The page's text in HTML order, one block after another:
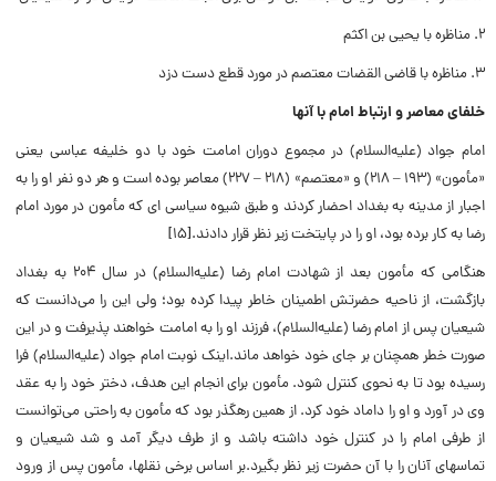
۲. مناظره با یحیی بن اکثم
۳. مناظره با قاضی القضات معتصم در مورد قطع دست دزد
خلفای معاصر و ارتباط امام با آنها
امام جواد (علیه‌‌السلام) در مجموع دوران امامت خود با دو خلیفه عباسى یعنى
«مأمون» (۱۹۳ – ۲۱۸) و «معتصم» (۲۱۸ – ۲۲۷) معاصر بوده است و هر دو نفر او را به
اجبار از مدینه به بغداد احضار کردند و طبق شیوه سیاسى اى که مأمون در مورد امام
رضا به کار برده بود، او را در پایتخت زیر نظر قرار دادند.[۱۵]
هنگامى که مأمون بعد از شهادت امام رضا (علیه‌السلام) در سال ۲۰۴ به بغداد
بازگشت، از ناحیه حضرتش اطمینان خاطر پیدا کرده بود؛ ولى این را مى‌دانست که
شیعیان پس از امام رضا (علیه‌السلام)، فرزند او را به امامت خواهند پذیرفت و در این
صورت خطر همچنان بر جاى خود خواهد ماند.اینک نوبت امام جواد (علیه‌السلام) فرا
رسیده بود تا به نحوى کنترل شود. مأمون براى انجام این هدف، دختر خود را به عقد
وى در آورد و او را داماد خود کرد. از همین رهگذر بود که مأمون به راحتى مى‌توانست
از طرفى امام را در کنترل خود داشته باشد و از طرف دیگر آمد و شد شیعیان و
تماسهاى آنان را با آن حضرت زیر نظر بگیرد.بر اساس برخى نقلها، مأمون پس از ورود